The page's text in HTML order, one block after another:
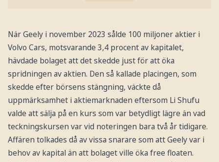
När Geely i november 2023 sålde 100 miljoner aktier i
Volvo Cars, motsvarande 3,4 procent av kapitalet,
hävdade bolaget att det skedde just för att öka
spridningen av aktien. Den så kallade placingen, som
skedde efter börsens stängning, väckte då
uppmärksamhet i aktiemarknaden eftersom Li Shufu
valde att sälja på en kurs som var betydligt lägre än vad
teckningskursen var vid noteringen bara två år tidigare.
Affären tolkades då av vissa snarare som att Geely var i
behov av kapital än att bolaget ville öka free floaten.